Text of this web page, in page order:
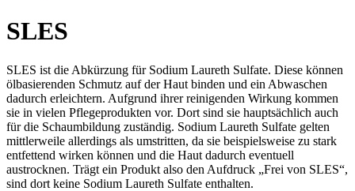
SLES
SLES ist die Abkürzung für Sodium Laureth Sulfate. Diese können
ölbasierenden Schmutz auf der Haut binden und ein Abwaschen
dadurch erleichtern. Aufgrund ihrer reinigenden Wirkung kommen
sie in vielen Pflegeprodukten vor. Dort sind sie hauptsächlich auch
für die Schaumbildung zuständig. Sodium Laureth Sulfate gelten
mittlerweile allerdings als umstritten, da sie beispielsweise zu stark
entfettend wirken können und die Haut dadurch eventuell
austrocknen. Trägt ein Produkt also den Aufdruck „Frei von SLES“,
sind dort keine Sodium Laureth Sulfate enthalten.